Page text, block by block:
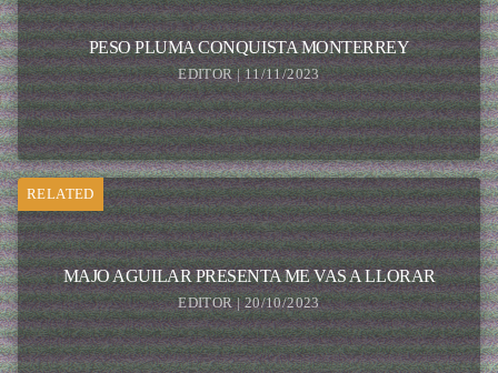
PESO PLUMA CONQUISTA MONTERREY
EDITOR | 11/11/2023
RELATED
MAJO AGUILAR PRESENTA ME VAS A LLORAR
EDITOR | 20/10/2023